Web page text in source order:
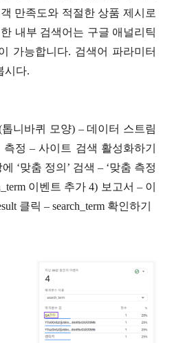
만족도와 적절한 상품 제시로
내부 검색어는 구글 애널리틱
가능합니다. 검색어 파라미터
시다.
니바퀴 모양) – 데이터 스트림
정 – 사이트 검색 활성화하기
‘맞춤 정의’ 검색 – ‘맞춤 측정
이벤트 추가 4) 보고서 – 이
클릭 – search_term 확인하기